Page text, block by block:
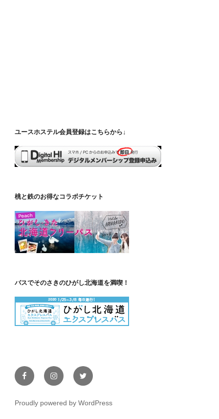
ユースホステル会員登録はこちらから↓
桃と鉄のお得なコラボチケット
バスでそのさきのひがし北海道を満喫！
FacebookInstagramTwitter
Proudly powered by WordPress